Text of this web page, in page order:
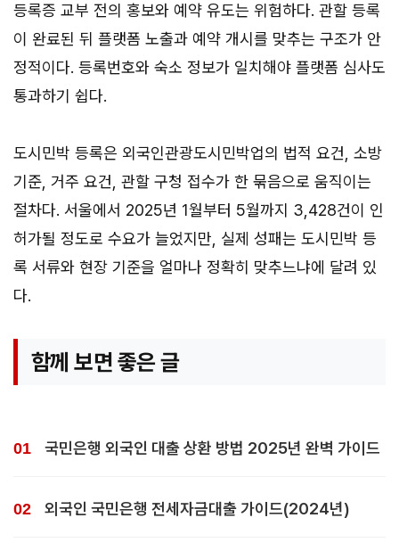
등록증 교부 전의 홍보와 예약 유도는 위험하다. 관할 등록
이 완료된 뒤 플랫폼 노출과 예약 개시를 맞추는 구조가 안
정적이다. 등록번호와 숙소 정보가 일치해야 플랫폼 심사도
통과하기 쉽다.
도시민박 등록은 외국인관광도시민박업의 법적 요건, 소방
기준, 거주 요건, 관할 구청 접수가 한 묶음으로 움직이는
절차다. 서울에서 2025년 1월부터 5월까지 3,428건이 인
허가될 정도로 수요가 늘었지만, 실제 성패는 도시민박 등
록 서류와 현장 기준을 얼마나 정확히 맞추느냐에 달려 있
다.
함께 보면 좋은 글
국민은행 외국인 대출 상환 방법 2025년 완벽 가이드
외국인 국민은행 전세자금대출 가이드(2024년)